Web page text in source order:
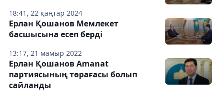
18:41, 22 қаңтар 2024
13:17, 21 мамыр 2022
Ерлан Қошанов Мемлекет
басшысына есеп берді
Ерлан Қошанов Amanat
партиясының төрағасы болып
сайланды